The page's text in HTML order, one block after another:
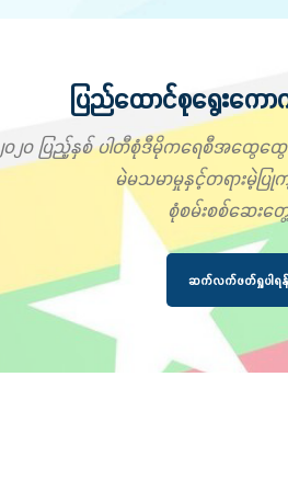
ပြည်ထောင်စုရွေးကေ
၂၀၂၀ ပြည့်နှစ် ပါတီစုံဒီမိုကရေစီအထွေထွ
မဲမသမာမှုနှင့်တရားမဲ့ပြုက
စုံစမ်းစစ်ဆေးတွ
ဆက်လက်ဖတ်ရှုပါရန်